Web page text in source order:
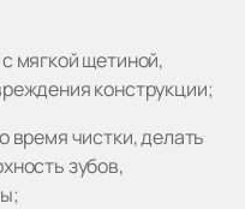
мягкой щетиной,
конструкции;
время чистки, делать
зубов,